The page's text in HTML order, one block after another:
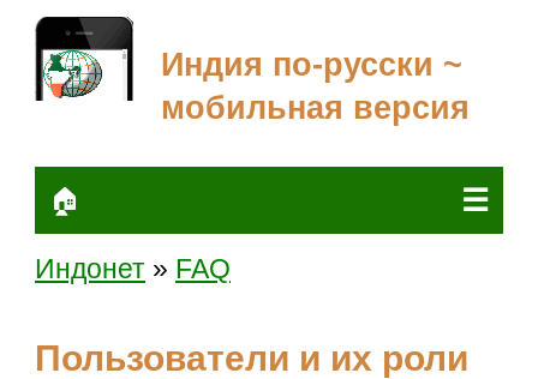
Индия по-русски ~
мобильная версия
🏠 ☰
Индонет » FAQ
Пользователи и их роли